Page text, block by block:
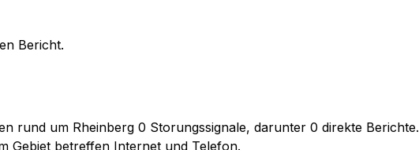
Bericht.
rund um Rheinberg 0 Storungssignale, darunter 0 direkte Berichte.
Gebiet betreffen Internet und Telefon.